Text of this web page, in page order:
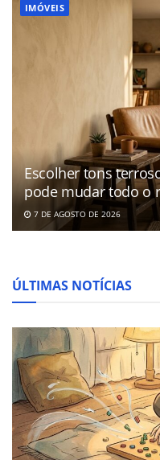
IMÓVEIS
Escolher tons
pode mudar todo o
7 DE AGOSTO DE 2026
ÚLTIMAS NOTÍCIAS